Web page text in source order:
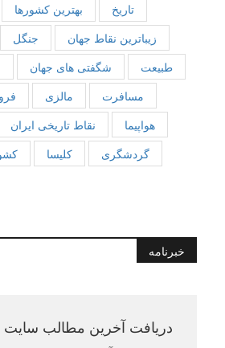
بهترین کشورها
تاریخ
جنگل
زیباترین نقاط جهان
شگفتی های جهان
طبیعت
مالزی
مسافرت
نقاط تاریخی ایران
هواپیما
کلیسا
گردشگری
خبرنامه
دریافت آخرین مطالب سایت